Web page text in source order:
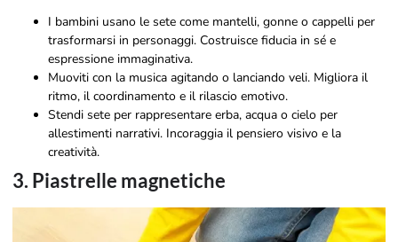
I bambini usano le sete come mantelli, gonne o cappelli per
trasformarsi in personaggi. Costruisce fiducia in sé e
espressione immaginativa.
Muoviti con la musica agitando o lanciando veli. Migliora il
ritmo, il coordinamento e il rilascio emotivo.
Stendi sete per rappresentare erba, acqua o cielo per
allestimenti narrativi. Incoraggia il pensiero visivo e la
creatività.
3. Piastrelle magnetiche